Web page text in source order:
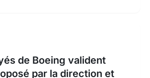
de Boeing valident
par la direction et